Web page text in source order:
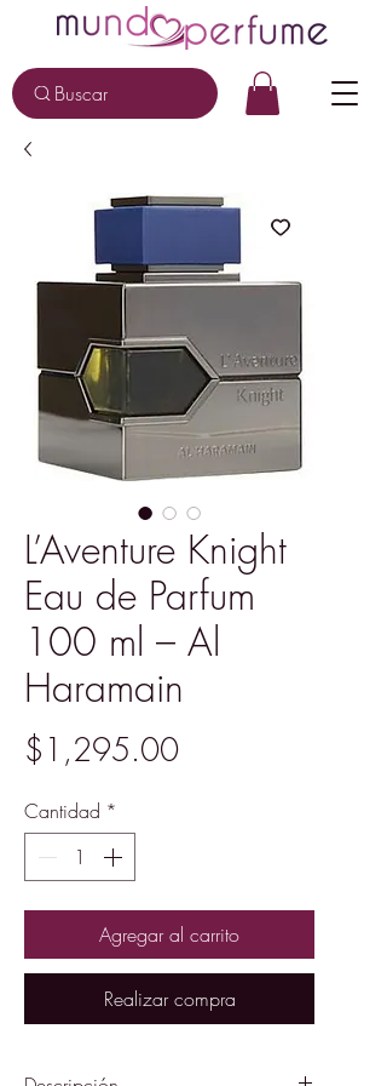
Buscar
L’Aventure Knight
Eau de Parfum
100 ml – Al
Haramain
$1,295.00Precio
Cantidad *
Agregar al carrito
Realizar compra